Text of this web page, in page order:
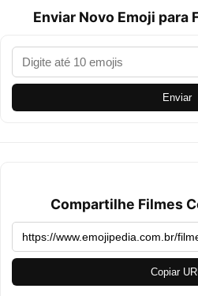
Enviar Novo Emoji para
Enviar
Compartilhe Filmes
Copiar